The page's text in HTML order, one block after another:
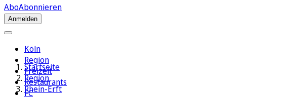
AboAbonnieren
Anmelden
Köln
Region
Freizeit
Restaurants
FC
Startseite
Region
Rhein-Erft